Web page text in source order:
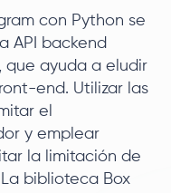
con Python se
API backend
que ayuda a eludir
end. Utilizar las
el
y emplear
la limitación de
biblioteca Box